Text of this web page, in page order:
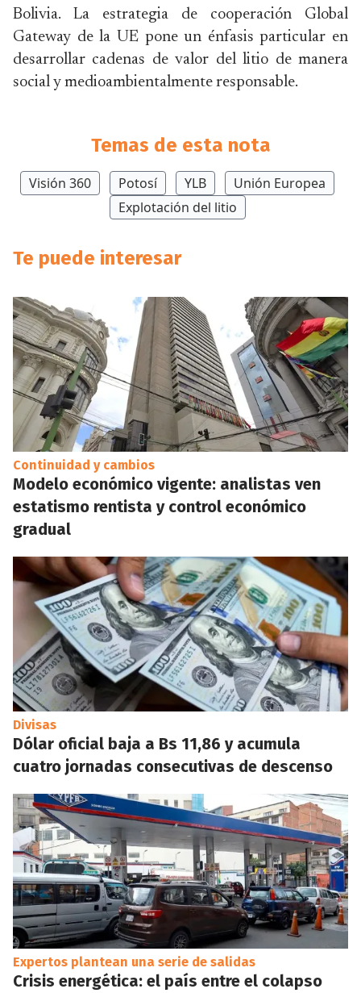
Bolivia. La estrategia de cooperación Global
Gateway de la UE pone un énfasis particular en
desarrollar cadenas de valor del litio de manera
social y medioambientalmente responsable.
Temas de esta nota
Visión 360 Potosí YLB
Unión Europea
Explotación del litio
Te puede interesar
Continuidad y cambios
Modelo económico vigente: analistas ven
estatismo rentista y control económico
gradual
Divisas
Dólar oficial baja a Bs 11,86 y acumula
cuatro jornadas consecutivas de descenso
Expertos plantean una serie de salidas
Crisis energética: el país entre el colapso